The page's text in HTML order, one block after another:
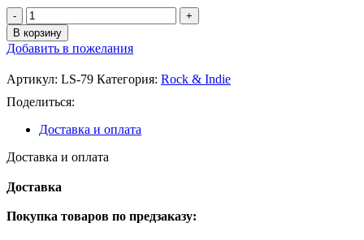
Количество
товара
Local
Natives
Sour
Lemon
10"
В корзину
Добавить в пожелания
Артикул: LS-79 Категория: Rock & Indie
Поделиться:
Доставка и оплата
Доставка и оплата
Доставка
Покупка товаров по предзаказу: